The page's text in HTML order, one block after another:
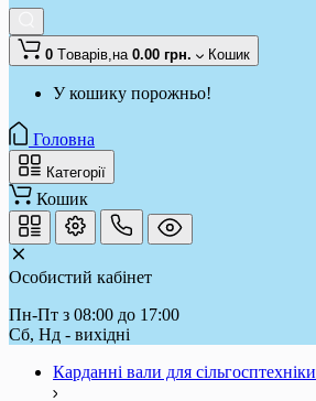
0 Tоварів,на 0.00 грн. Кошик
У кошику порожньо!
Головна
Категорії
Кошик
Особистий кабінет
Пн-Пт з 08:00 до 17:00
Сб, Нд - вихідні
Карданні вали для сільгосптехніки